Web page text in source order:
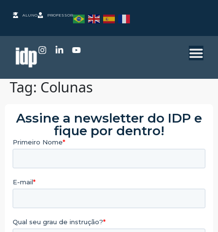
ALUNO PROFESSOR
Tag: Colunas
Assine a newsletter do IDP e
fique por dentro!